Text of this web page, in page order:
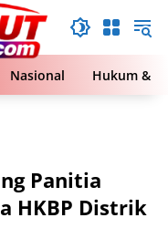
Nasional Hukum &
Panitia
HKBP Distrik